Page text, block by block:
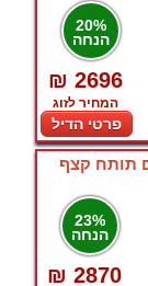
20%
הנחה
₪ 2696
המחיר לזוג
פרטי הדיל
תותח קצף
23%
הנחה
₪ 2870